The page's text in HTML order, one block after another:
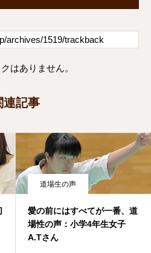
はありません。
連記事
道場生の声
愛の前にはすべてが一番、道
場性の声：小学4年生女子
A.Tさん